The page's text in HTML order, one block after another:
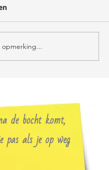
opmerking...
de bocht komt,
pas als je op weg